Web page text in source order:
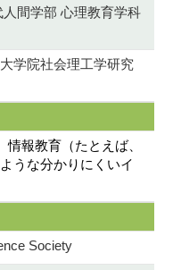
間学部 心理教育学科
学院社会理工学研究
報教育（たとえば、
うな分かりにくいイ
Society